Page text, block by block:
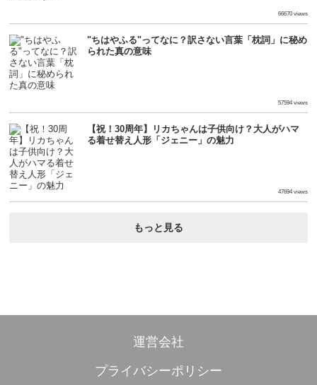
66670 views
"ちはやふる"ってなに？訳さない言葉「枕詞」に秘め
られた真の意味
57594 views
【祝！30周年】リカちゃんは子供向け？大人がハマ
る着せ替え人形「ジェニー」の魅力
47694 views
もっと見る
運営会社
プライバシーポリシー